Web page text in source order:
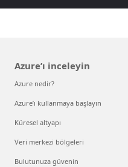
Azure’ı inceleyin
Azure nedir?
Azure’ı kullanmaya başlayın
Küresel altyapı
Veri merkezi bölgeleri
Bulutunuza güvenin